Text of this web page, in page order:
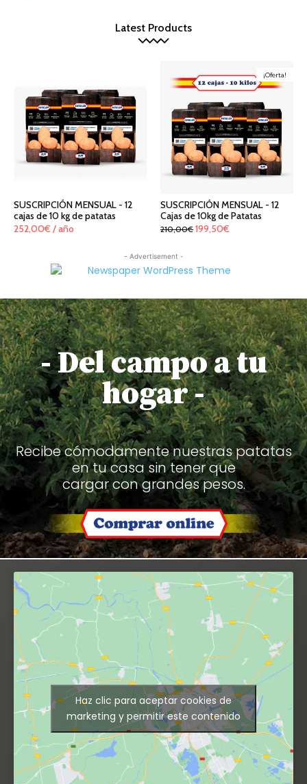
Latest Products
SUSCRIPCIÓN MENSUAL - 12
cajas de 10 kg de patatas
252,00€ / año
¡Oferta!
SUSCRIPCIÓN MENSUAL - 12
Cajas de 10kg de Patatas
210,00€ El
era:
199,50€
es:
- Advertisement -
- Del campo a tu
hogar -
Recibe cómodamente nuestras patatas
en tu casa sin tener que
cargar con grandes pesos.
Haz clic para aceptar cookies de
marketing y permitir este contenido